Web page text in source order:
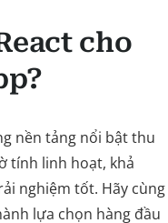
cho
nền tảng nổi bật thu
tính linh hoạt, khả
nghiệm tốt. Hãy cùng
lựa chọn hàng đầu